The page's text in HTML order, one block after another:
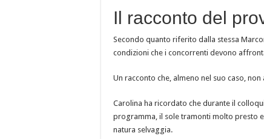
Il racconto del
Secondo quanto riferito dalla stessa
condizioni che i concorrenti devono
Un racconto che, almeno nel suo caso,
Carolina ha ricordato che durante il
programma, il sole tramonti molto presto e
natura selvaggia.